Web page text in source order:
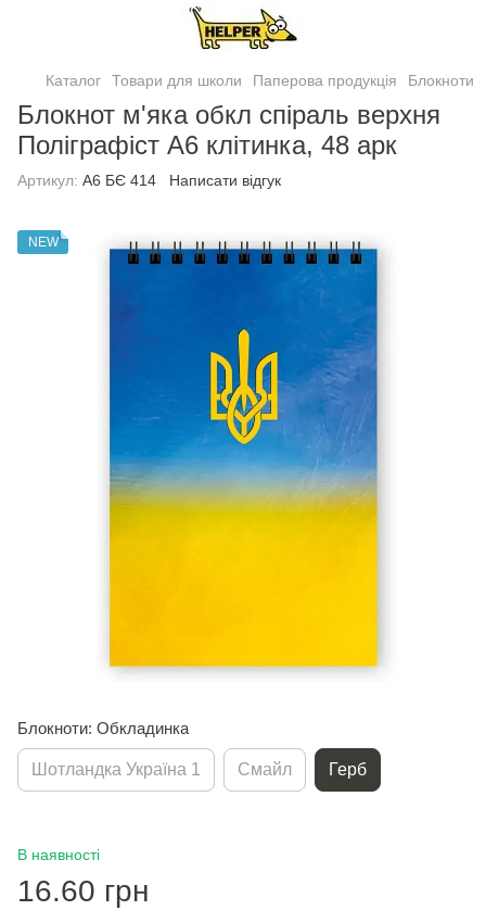
Каталог Товари для школи Паперова продукція Блокноти
Блокнот м'яка обкл спіраль верхня
Полiграфiст А6 клітинка, 48 арк
Артикул: А6 БЄ 414 Написати відгук
NEW
Блокноти: Обкладинка
Шотландка Україна 1 Смайл Герб
В наявності
16.60 грн